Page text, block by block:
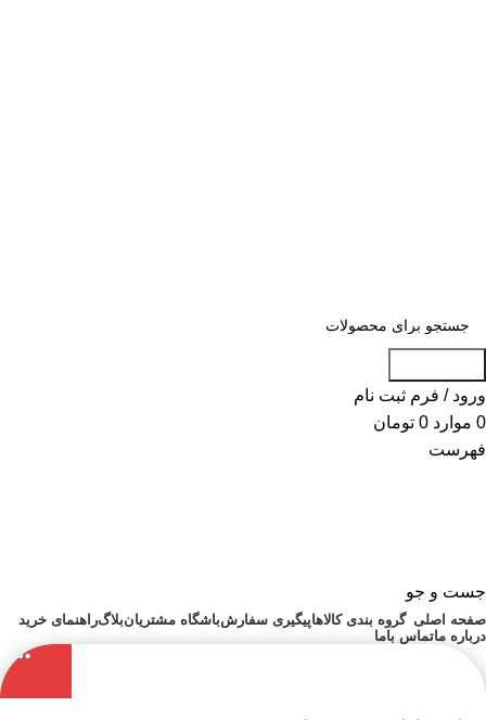
ورود / فرم ثبت نام
0 موارد 0 تومان
فهرست
جست و جو
صفحه اصلی گروه بندی کالاهاپیگیری سفارشباشگاه مشتریانبلاگراهنمای خرید
درباره ماتماس باما